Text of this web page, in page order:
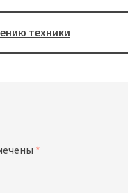
техники
*